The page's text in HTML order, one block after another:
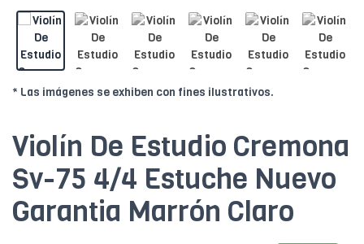
* Las imágenes se exhiben con fines ilustrativos.
Violín De Estudio Cremona
Sv-75 4/4 Estuche Nuevo
Garantia Marrón Claro